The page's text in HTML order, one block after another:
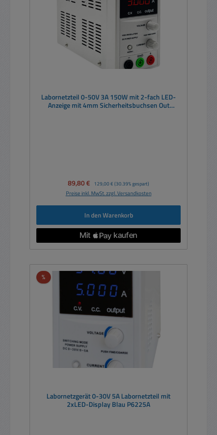
Labornetzteil 0-50V 3A 150W mit 2-fach LED-
Anzeige mit 4mm Sicherheitsbuchsen Out
Verkaufspreis:
89,80 € Regulärer Preis:
129,00 € (30.39% gespart)
Preise inkl. MwSt. zzgl. Versandkosten
In den Warenkorb
%Rabatt
Labornetzgerät 0-30V 5A Labornetzteil mit
2xLED-Display Blau P6225A